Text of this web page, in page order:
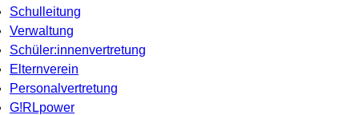
Schulleitung
Verwaltung
Schüler:innenvertretung
Elternverein
Personalvertretung
G!RLpower